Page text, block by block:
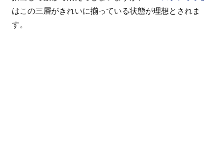
はこの三層がきれいに揃っている状態が理想とされま
す。